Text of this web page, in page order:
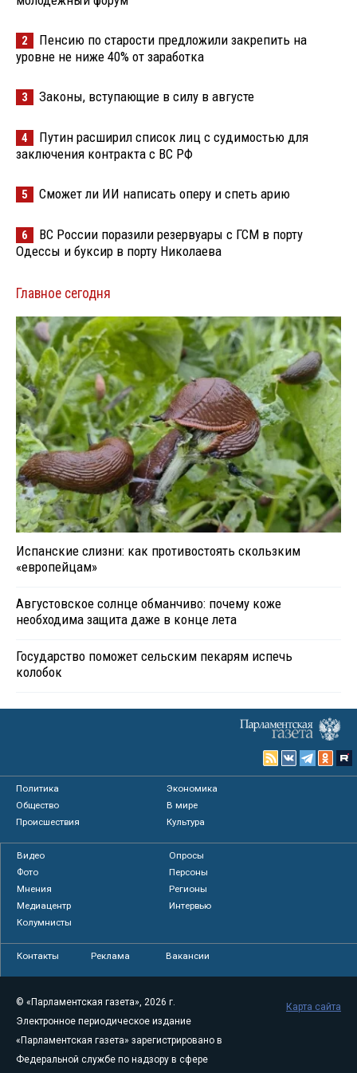
2
Пенсию по старости предложили закрепить на
уровне не ниже 40% от заработка
3 Законы, вступающие в силу в августе
4
Путин расширил список лиц с судимостью для
заключения контракта с ВС РФ
5 Сможет ли ИИ написать оперу и спеть арию
6
ВС России поразили резервуары с ГСМ в порту
Одессы и буксир в порту Николаева
Главное сегодня
Испанские слизни: как противостоять скользким
«европейцам»
Августовское солнце обманчиво: почему коже
необходима защита даже в конце лета
Государство поможет сельским пекарям испечь
колобок
Политика
Экономика
Общество
В мире
Происшествия
Культура
Видео
Опросы
Фото
Персоны
Мнения
Регионы
Медиацентр
Интервью
Колумнисты
Контакты Реклама Вакансии
© «Парламентская газета», 2026 г.
Электронное периодическое издание
«Парламентская газета» зарегистрировано в
Федеральной службе по надзору в сфере
Карта сайта